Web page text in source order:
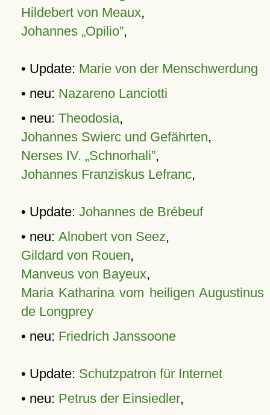
Hildebert von Meaux,
Johannes „Opilio”,
• Update: Marie von der Menschwerdung
• neu: Nazareno Lanciotti
• neu: Theodosia,
Johannes Swierc und Gefährten,
Nerses IV. „Schnorhali”,
Johannes Franziskus Lefranc,
• Update: Johannes de Brébeuf
• neu: Alnobert von Seez,
Gildard von Rouen,
Manveus von Bayeux,
Maria Katharina vom heiligen Augustinus
de Longprey
• neu: Friedrich Janssoone
• Update: Schutzpatron für Internet
• neu: Petrus der Einsiedler,